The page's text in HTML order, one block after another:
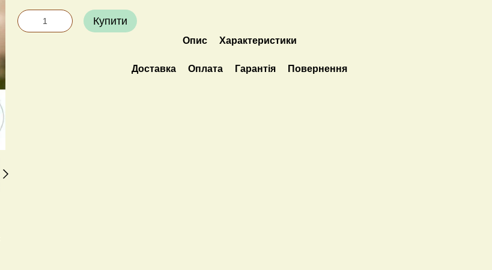
Купити
Опис Характеристики
Доставка Оплата Гарантія Повернення